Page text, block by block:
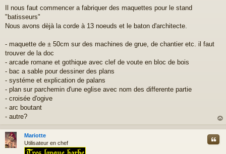
e
s
s
e
n
o
n
u
Il nous faut commencer a fabriquer des maquettes pour le stand
"batisseurs"
Nous avons dèjà la corde à 13 noeuds et le baton d'architecte.
- maquette de ± 50cm sur des machines de grue, de chantier etc. il faut
trouver de la doc
- arcade romane et gothique avec clef de voute en bloc de bois
- bac a sable pour dessiner des plans
- systéme et explication de palans
- plan sur parchemin d'une eglise avec nom des differente partie
- croisée d'ogive
- arc boutant
- autre?
Mariotte
Utilisateur en chef
Citer